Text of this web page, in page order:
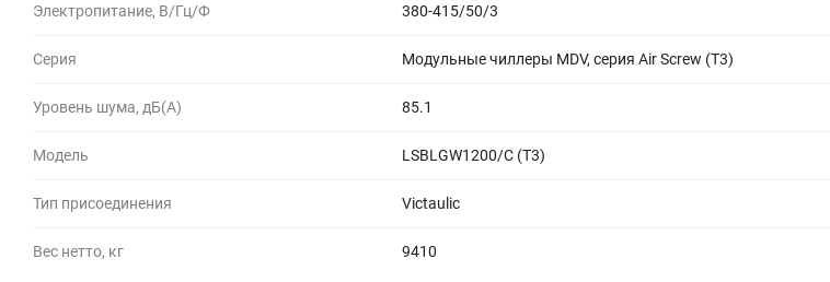
Электропитание, В/Гц/Ф 380-415/50/3
Серия Модульные чиллеры MDV, серия Air Screw (T3)
Уровень шума, дБ(A) 85.1
Модель LSBLGW1200/C (T3)
Тип присоединения Victaulic
Вес нетто, кг 9410